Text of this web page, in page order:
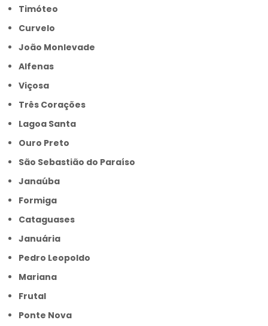
Timóteo
Curvelo
João Monlevade
Alfenas
Viçosa
Três Corações
Lagoa Santa
Ouro Preto
São Sebastião do Paraíso
Janaúba
Formiga
Cataguases
Januária
Pedro Leopoldo
Mariana
Frutal
Ponte Nova